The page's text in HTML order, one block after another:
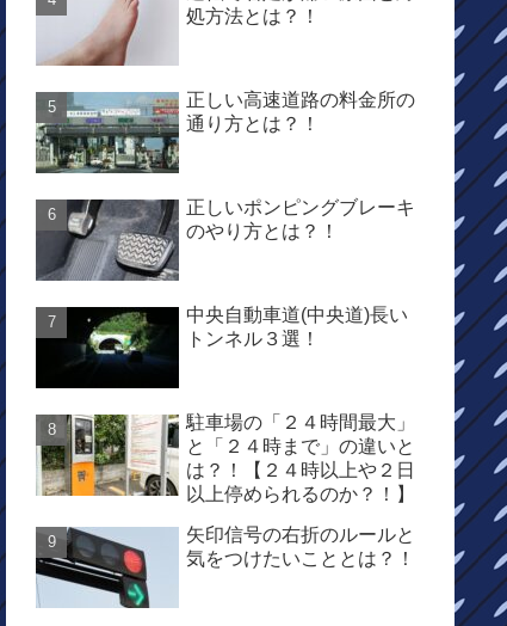
処方法とは？！
正しい高速道路の料金所の
通り方とは？！
正しいポンピングブレーキ
のやり方とは？！
中央自動車道(中央道)長い
トンネル３選！
駐車場の「２４時間最大」
と「２４時まで」の違いと
は？！【２４時以上や２日
以上停められるのか？！】
矢印信号の右折のルールと
気をつけたいこととは？！